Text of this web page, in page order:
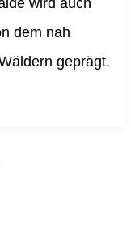
dem nah
geprägt.